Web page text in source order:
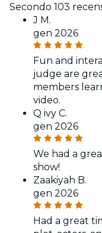
Secondo 103
J M.
gen 2026
Fun and
judge are
members
video.
Q ivy C.
gen 2026
We had a
show!
Zaakiyah B.
gen 2026
Had a great